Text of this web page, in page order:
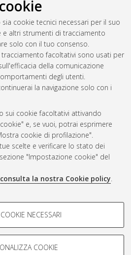
cookie
cookie tecnici necessari per il suo
e altri strumenti di tracciamento
solo con il tuo consenso.
facoltativi sono usati per
della comunicazione
degli utenti.
la navigazione solo con i
sui cookie facoltativi attivando
e, se vuoi, potrai esprimere
cookie di profilazione".
scelte e verificare lo stato dei
"Impostazione cookie" del
consulta la nostra Cookie policy.
-
per analizzare le caratteristiche della
profili in base al loro comportamento
NECESSARI
COOKIE
the bitumen aging effects on the
fatigue behavior. [Laurea
Corso di Studio in
ilFri Aug 7 20:39:53 2026 CEST